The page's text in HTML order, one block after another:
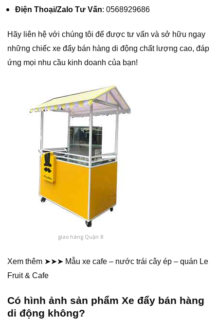
Điện Thoại/Zalo Tư Vấn: 0568929686
Hãy liên hệ với chúng tôi để được tư vấn và sở hữu ngay
những chiếc xe đẩy bán hàng di động chất lượng cao, đáp
ứng mọi nhu cầu kinh doanh của bạn!
giao hàng Quận 8
Xem thêm ➤➤➤ Mẫu xe cafe – nước trái cây ép – quán Le
Fruit & Cafe
Có hình ảnh sản phẩm Xe đẩy bán hàng
di động không?